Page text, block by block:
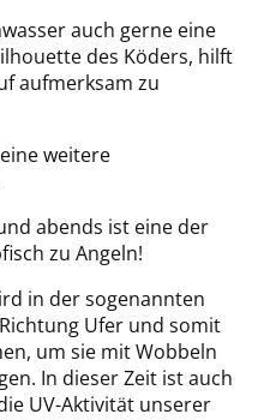
auch gerne eine
des Köders, hilft
aufmerksam zu
weitere
abends ist eine der
zu Angeln!
in der sogenannten
Ufer und somit
um sie mit Wobbeln
In dieser Zeit ist auch
UV-Aktivität unserer